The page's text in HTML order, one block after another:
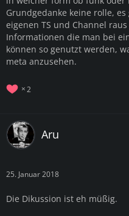
Grundgedanke keine rolle,
eigenen TS und Channel
Informationen die man bei
können so genutzt werden,
meta anzusehen.
2
Aru
25. Januar 2018
Die Dikussion ist eh müßig.